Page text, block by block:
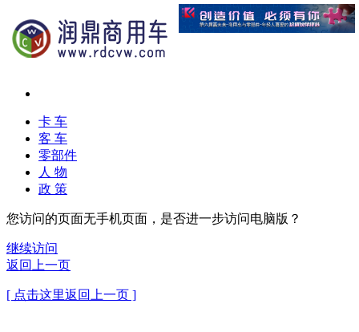
卡 车
客 车
零部件
人 物
政 策
您访问的页面无手机页面，是否进一步访问电脑版？
继续访问
返回上一页
[ 点击这里返回上一页 ]